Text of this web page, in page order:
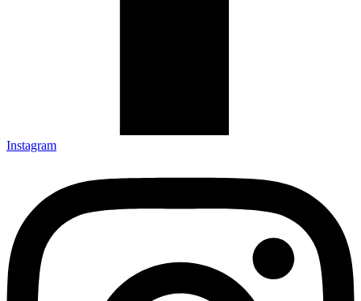
Instagram